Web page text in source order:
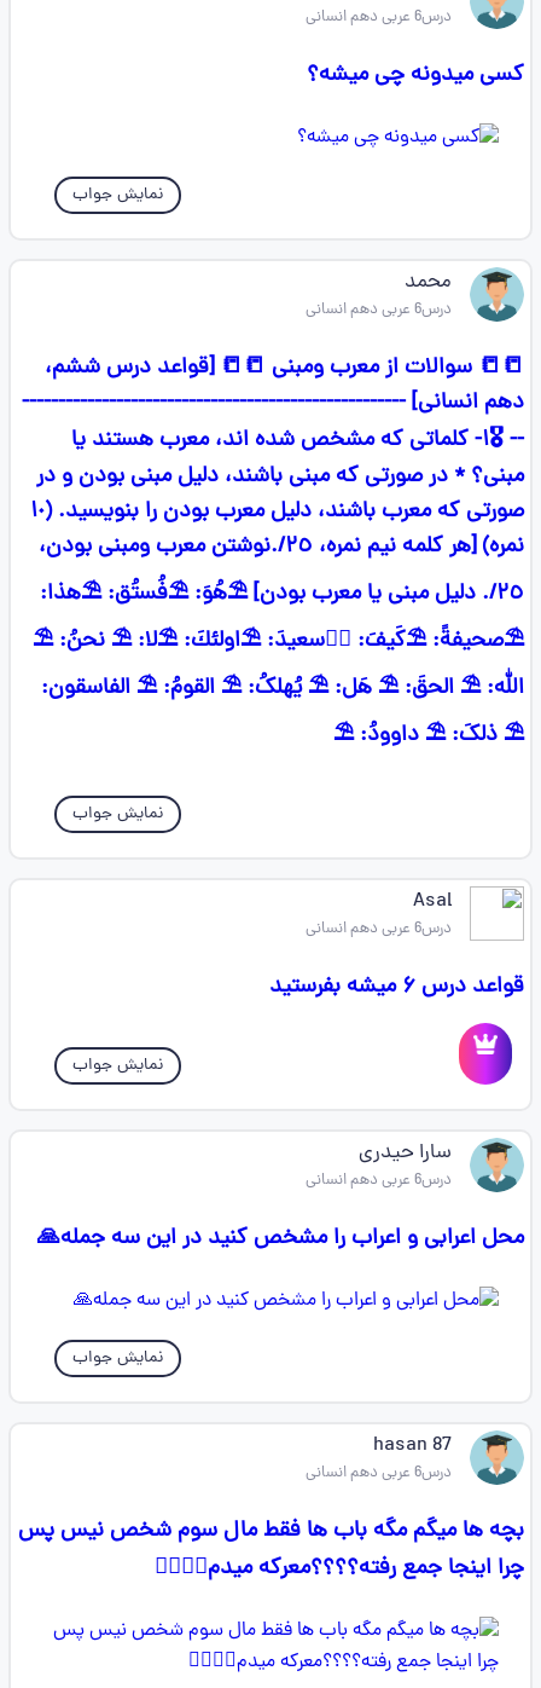
درس6 عربی دهم انسانی
کسی میدونه چی میشه؟
نمایش جواب
محمد
درس6 عربی دهم انسانی
📒📒 سوالات از معرب ومبنی 📒📒 [قواعد درس ششم،
دهم انسانی] -----------------------------------------------------
-- 🎖١- کلماتی که مشخص شده اند، معرب هستند یا
مبنی؟ * در صورتی که مبنی باشند، دلیل مبنی بودن و در
صورتی که معرب باشند، دلیل معرب بودن را بنویسید. (١٠
نمره) [هر کلمه نیم نمره، ٢٥/.نوشتن معرب ومبنی بودن،
٢٥/. دلیل مبنی یا معرب بودن] ⛱هُوَ: ⛱فُستُق: ⛱هذا:
⛱صحيفةً: ⛱کَیفَ: ⛱َسعیدَ: ⛱اولئكَ: ⛱لا: ⛱ نحنُ: ⛱
الله: ⛱ الحقَ: ⛱ هَل: ⛱ یُهلکُ: ⛱ القومُ: ⛱ الفاسقون:
⛱ ذلکَ: ⛱ داوودُ: ⛱
نمایش جواب
Asal
درس6 عربی دهم انسانی
قواعد درس ۶ میشه بفرستید
نمایش جواب
سارا حیدری
درس6 عربی دهم انسانی
محل اعرابی و اعراب را مشخص کنید در این سه جمله🙏
نمایش جواب
hasan 87
درس6 عربی دهم انسانی
بچه ها میگم مگه باب ها فقط مال سوم شخص نیس پس
چرا اینجا جمع رفته؟؟؟؟معرکه میدم❤️‍🔥❤️‍🔥